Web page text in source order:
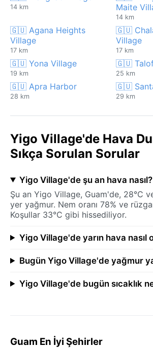
14 km
Maite
14 km
🇬🇺 Agana Heights
Village
17 km
🇬🇺
Village
17 km
🇬🇺 Yona Village
19 km
🇬🇺
25 km
🇬🇺 Apra Harbor
28 km
🇬🇺
29 km
Yigo Village'de Hava
Sıkça Sorulan Sorular
Yigo Village'de şu an hava nasıl?
Şu an Yigo Village, Guam'de, 28°C
yer yağmur. Nem oranı 78% ve
Koşullar 33°C gibi hissediliyor.
Yigo Village'de yarın hava nasıl
Bugün Yigo Village'de yağmur
Yigo Village'de bugün sıcaklık
Guam En İyi Şehirler